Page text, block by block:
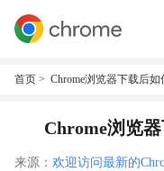
首页 > Chrome浏览器下载后
Chrome浏览
来源： 欢迎访问最新的